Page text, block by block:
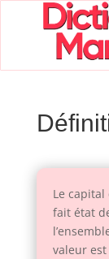
Le
fait état
valeur est